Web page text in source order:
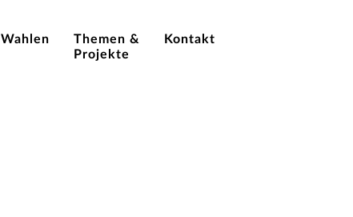
Wahlen
Themen &
Projekte
Kontakt